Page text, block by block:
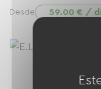
Desde 59.00 € /